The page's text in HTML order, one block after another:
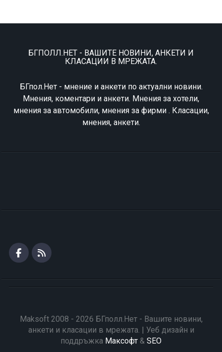
БГПОЛЛ.НЕТ - ВАШИТЕ НОВИНИ, АНКЕТИ И
КЛАСАЦИИ В МРЕЖАТА.
БГпол.Нет - мнение и анкети по актуални новини.
Мнения, коментари и анкети. Мнения за хотели,
мнения за автомобили, мнения за фирми . Класации,
мнения, анкети.
Maksoft 2008 - 2026 БГполл.Нет - Вашите новини,
анкети и класации в мрежата. | Уеб дизайн и
поддръжка Максофт & SEO